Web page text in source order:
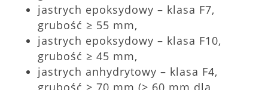
jastrych epoksydowy – klasa F7,
grubość ≥ 55 mm,
jastrych epoksydowy – klasa F10,
grubość ≥ 45 mm,
jastrych anhydrytowy – klasa F4,
grubość ≥ 70 mm (≥ 60 mm dla